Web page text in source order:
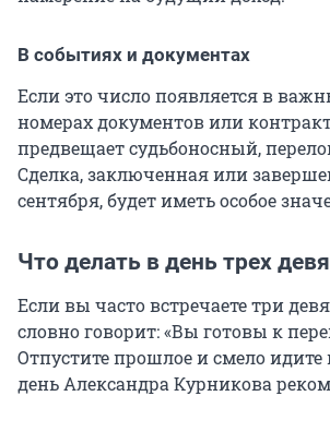
В событиях и документах
Если это число появляется в
номерах документов или
предвещает судьбоносный,
Сделка, заключенная или
сентября, будет иметь особое
Что делать в день трех
Если вы часто встречаете три
словно говорит: «Вы готовы к
Отпустите прошлое и смело идите
день Александра Курникова